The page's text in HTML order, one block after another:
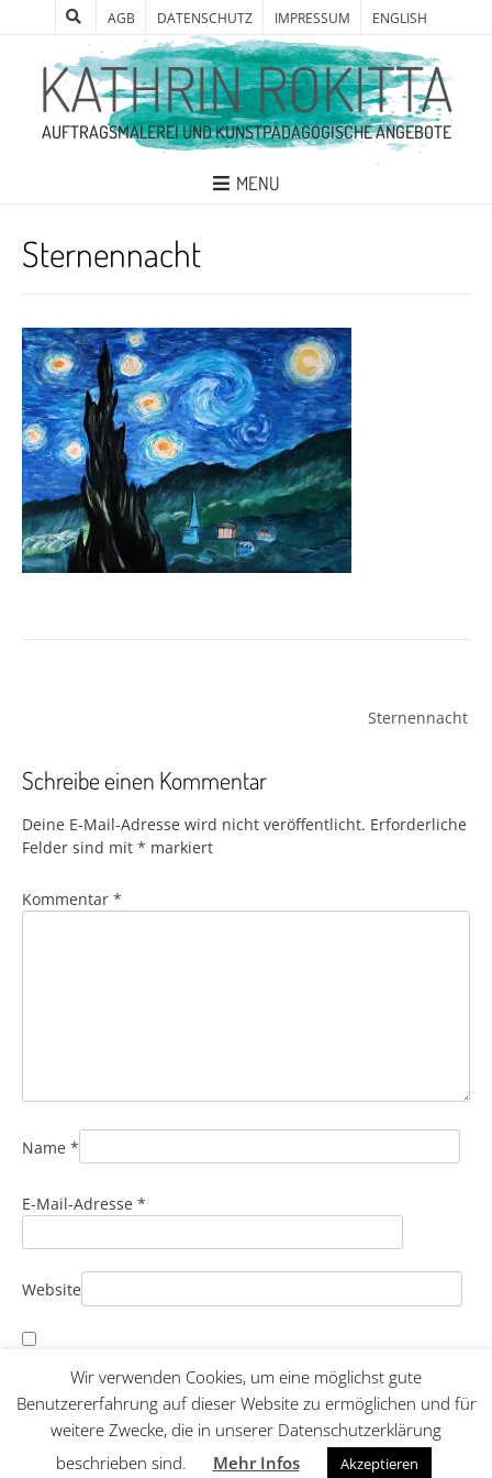
AGB DATENSCHUTZ IMPRESSUM ENGLISH
KATHRIN ROKITTA
AUFTRAGSMALEREI UND KUNSTPÄDAGOGISCHE ANGEBOTE
MENU
Sternennacht
Sternennacht
Schreibe einen Kommentar
Deine E-Mail-Adresse wird nicht veröffentlicht. Erforderliche
Felder sind mit * markiert
Kommentar *
Name *
E-Mail-Adresse *
Website
Name, E-Mail-Adresse und Website in diesem Browser für
meinen nächsten Kommentar speichern.
Wir verwenden Cookies, um eine möglichst gute
Benutzererfahrung auf dieser Website zu ermöglichen und für
weitere Zwecke, die in unserer Datenschutzerklärung
beschrieben sind.
Mehr Infos Akzeptieren